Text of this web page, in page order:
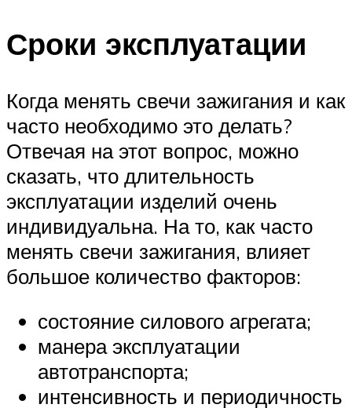
Сроки эксплуатации
Когда менять свечи зажигания и как
часто необходимо это делать?
Отвечая на этот вопрос, можно
сказать, что длительность
эксплуатации изделий очень
индивидуальна. На то, как часто
менять свечи зажигания, влияет
большое количество факторов:
состояние силового агрегата;
манера эксплуатации
автотранспорта;
интенсивность и периодичность